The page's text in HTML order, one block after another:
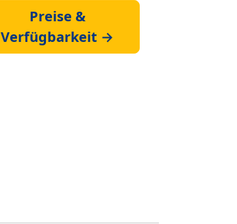
Preise &
Verfügbarkeit →